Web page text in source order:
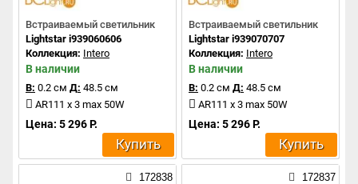
Встраиваемый светильник
Lightstar i939060606
Коллекция: Intero
В наличии
В: 0.2 см Д: 48.5 см
AR111 x 3 max 50W
Цена: 5 296 Р.
Купить
Встраиваемый светильник
Lightstar i939070707
Коллекция: Intero
В наличии
В: 0.2 см Д: 48.5 см
AR111 x 3 max 50W
Цена: 5 296 Р.
Купить
172838 172837